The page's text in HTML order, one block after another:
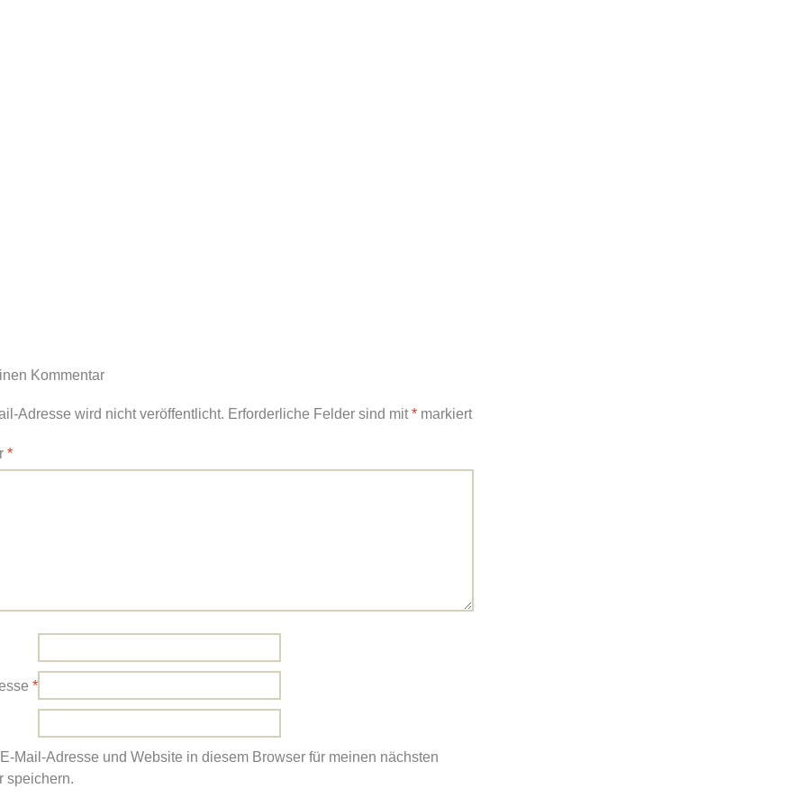
Kommentar
Adresse wird nicht veröffentlicht. Erforderliche Felder sind mit* markiert
*
*
Mail-Adresse und Website in diesem Browser für meinen nächsten
speichern.